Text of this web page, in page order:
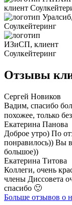
Отзывы
Сергей Новиков
Вадим, спасибо
похожее, только
Екатерина Панова
Доброе утро) По
понравилось)) Вы
большое))
Екатерина Титова
Коллеги, очень
члены Диссовета
спасибо 🙂
Больше отзывов о